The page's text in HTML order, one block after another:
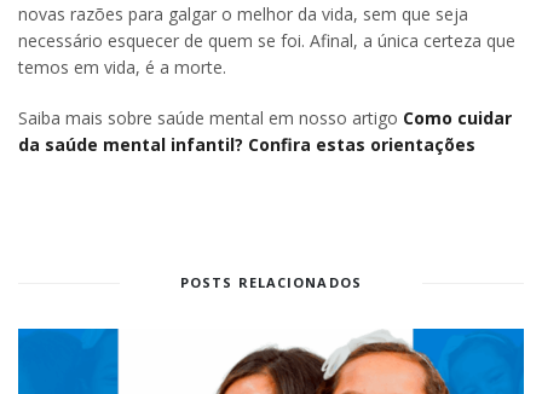
novas razões para galgar o melhor da vida, sem que seja
necessário esquecer de quem se foi. Afinal, a única certeza que
temos em vida, é a morte.
Saiba mais sobre saúde mental em nosso artigo Como cuidar
da saúde mental infantil? Confira estas orientações
POSTS RELACIONADOS